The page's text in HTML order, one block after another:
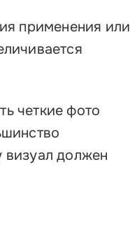
применения или
четкие фото
визуал должен